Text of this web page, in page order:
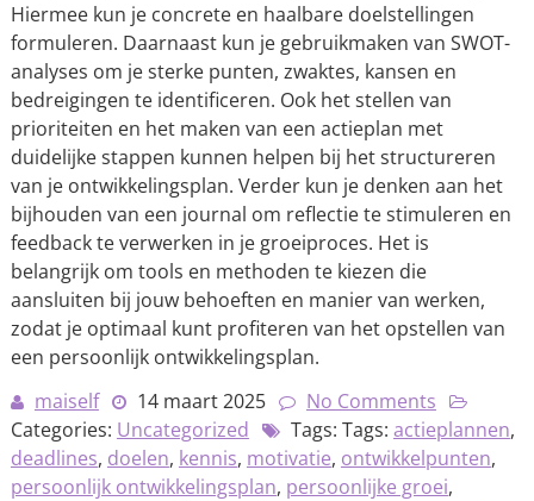
Hiermee kun je concrete en haalbare doelstellingen
formuleren. Daarnaast kun je gebruikmaken van SWOT-
analyses om je sterke punten, zwaktes, kansen en
bedreigingen te identificeren. Ook het stellen van
prioriteiten en het maken van een actieplan met
duidelijke stappen kunnen helpen bij het structureren
van je ontwikkelingsplan. Verder kun je denken aan het
bijhouden van een journal om reflectie te stimuleren en
feedback te verwerken in je groeiproces. Het is
belangrijk om tools en methoden te kiezen die
aansluiten bij jouw behoeften en manier van werken,
zodat je optimaal kunt profiteren van het opstellen van
een persoonlijk ontwikkelingsplan.
maiself
14 maart 2025
No Comments
Categories: Uncategorized Tags: Tags: actieplannen,
deadlines, doelen, kennis, motivatie, ontwikkelpunten,
persoonlijk ontwikkelingsplan, persoonlijke groei,